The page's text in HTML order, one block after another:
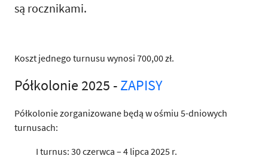
są rocznikami.
Koszt jednego turnusu wynosi 700,00 zł.
Półkolonie 2025 -ZAPISY
Półkolonie zorganizowane będą w ośmiu 5-dniowych
turnusach:
I turnus: 30 czerwca – 4 lipca 2025 r.